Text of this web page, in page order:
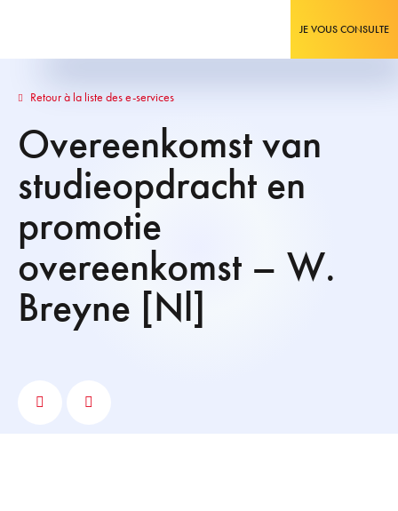
JE VOUS CONSULTE
Retour à la liste des e-services
Overeenkomst van
studieopdracht en
promotie
overeenkomst – W.
Breyne [Nl]